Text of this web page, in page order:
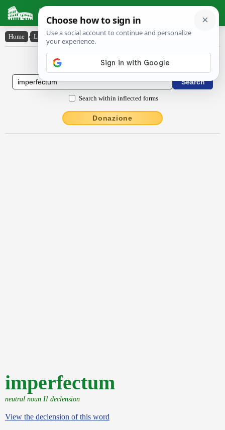
Latin Dictionary
Home › Latin-English › imperfectum
Latin to English Dictionary
Search within inflected forms
Donazione
imperfectum
neutral noun II declension
View the declension of this word